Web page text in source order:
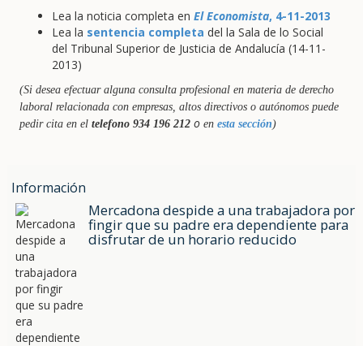
Lea la noticia completa en El Economista, 4-11-2013
Lea la sentencia completa del la Sala de lo Social
del Tribunal Superior de Justicia de Andalucía (14-11-
2013)
(Si desea efectuar alguna consulta profesional en materia de derecho
laboral relacionada con empresas, altos directivos o autónomos puede
pedir cita en el telefono 934 196 212oen esta sección)
Información
Mercadona despide a una trabajadora por
fingir que su padre era dependiente para
disfrutar de un horario reducido